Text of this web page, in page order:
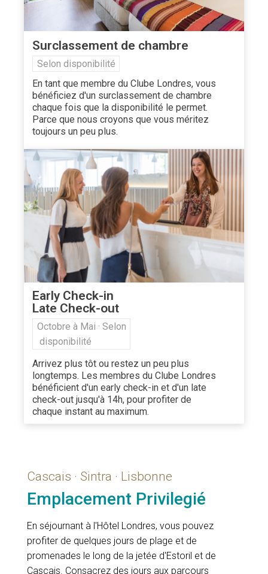
Surclassement de chambre
Selon disponibilité
En tant que membre du Clube Londres, vous
bénéficiez d'un surclassement de chambre
chaque fois que la disponibilité le permet.
Parce que nous croyons que vous méritez
toujours un peu plus.
Early Check-in
Late Check-out
Octobre à Mai · Selon
disponibilité
Arrivez plus tôt ou restez un peu plus
longtemps. Les membres du Clube Londres
bénéficient d'un early check-in et d'un late
check-out jusqu'à 14h, pour profiter de
chaque instant au maximum.
Cascais · Sintra · Lisbonne
Emplacement Privilegié
En séjournant à l'Hôtel Londres, vous pouvez
profiter de quelques jours de plage et de
promenades le long de la jetée d'Estoril et de
Cascais. Consacrez des jours aux parcours